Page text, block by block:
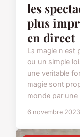
les
plus
en direct
La magie n'est
ou un simple
une véritable
magie sont
monde par une
6 novembre 2023